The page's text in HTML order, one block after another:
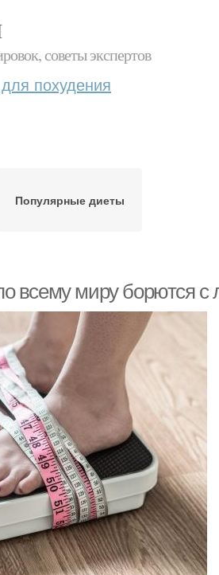
советы экспертов
похудения
Популярные диеты
всему миру борются